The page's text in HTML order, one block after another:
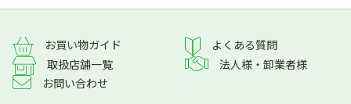
お買い物ガイド
よくある質問
取扱店舗一覧
法人様・卸業者様
お問い合わせ